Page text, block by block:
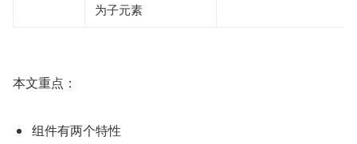
为子元素
本文重点：
组件有两个特性